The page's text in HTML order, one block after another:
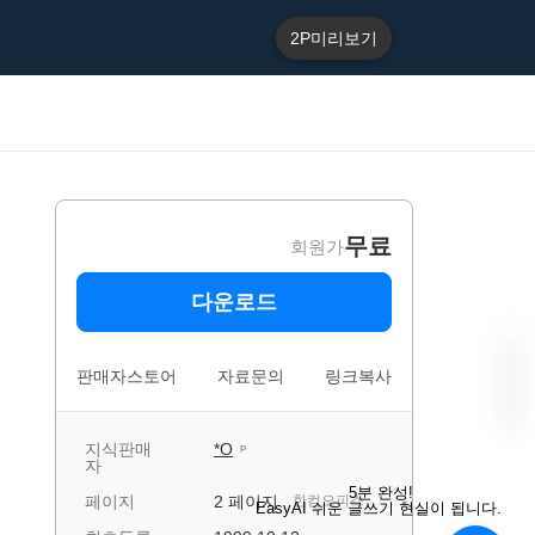
2P미리보기
회원가무료
다운로드
판매자스토어 자료문의 링크복사
지식판매
자
*O P
페이지 2 페이지 한컴오피스5분 완성!
EasyAI 쉬운 글쓰기 현실이 됩니다.